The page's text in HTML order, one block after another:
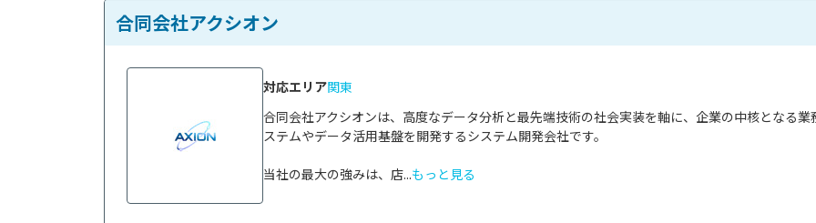
合同会社アクシオン
合同会社アクシオンは、高度なデータ分析と最先端技術の社会実装を軸に、企業の中核となる業
ステムやデータ活用基盤を開発するシステム開発会社です。
当社の最大の強みは、店...もっと見る
対応エリア関東